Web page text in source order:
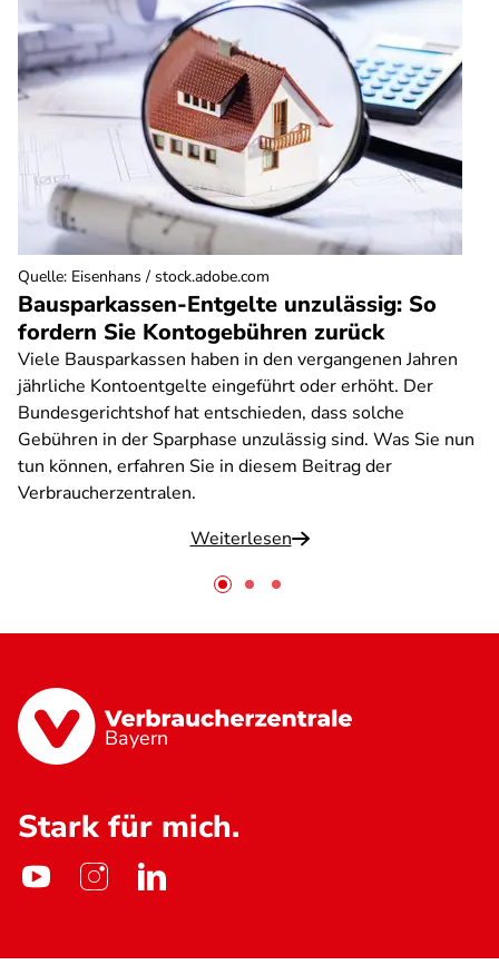
Bausparkassen-Entgelte unzulässig: So
fordern Sie Kontogebühren zurück
Viele Bausparkassen haben in den vergangenen Jahren
jährliche Kontoentgelte eingeführt oder erhöht. Der
Bundesgerichtshof hat entschieden, dass solche
Gebühren in der Sparphase unzulässig sind. Was Sie nun
tun können, erfahren Sie in diesem Beitrag der
Verbraucherzentralen.
Weiterlesen
Quelle: Eisenhans / stock.adobe.com
Bayern
Stark für mich.